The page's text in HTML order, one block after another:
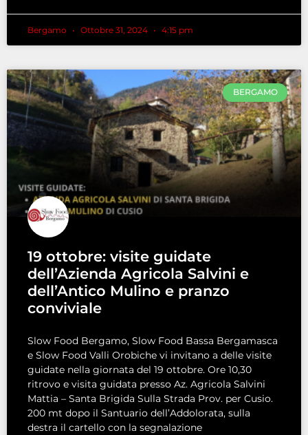
Bergamo Ottobre 31, 2024 4:15 pm
BERGAMO
19 ottobre: visite guidate
dell’Azienda Agricola Salvini e
dell’Antico Mulino e pranzo
conviviale
Slow Food Bergamo, Slow Food Bassa Bergamasca
e Slow Food Valli Orobiche vi invitano a delle visite
guidate nella giornata del 19 ottobre. Ore 10,30
ritrovo e visita guidata presso Az. Agricola Salvini
Mattia – Santa Brigida Sulla Strada Prov. per Cusio.
200 mt dopo il Santuario dell’Addolorata, sulla
destra il cartello con la segnalazione